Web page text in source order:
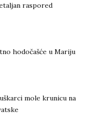
raspored
hodočašće u Mariju
mole krunicu na